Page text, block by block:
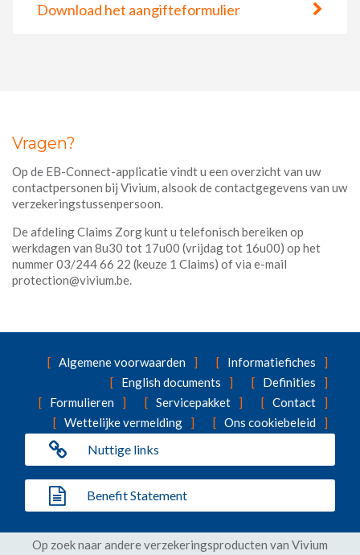
Download het aangifteformulier
Vragen?
Op de EB-Connect-applicatie vindt u een overzicht van uw
contactpersonen bij Vivium, alsook de contactgegevens van uw
verzekeringstussenpersoon.
De afdeling Claims Zorg kunt u telefonisch bereiken op
werkdagen van 8u30 tot 17u00 (vrijdag tot 16u00) op het
nummer 03/244 66 22 (keuze 1 Claims) of via e-mail
protection@vivium.be.
Algemene voorwaarden
Informatiefiches
English documents
Definities
Formulieren
Servicepakket
Contact
Wettelijke vermelding
Ons cookiebeleid
Nuttige links
Benefit Statement
Op zoek naar andere verzekeringsproducten van Vivium